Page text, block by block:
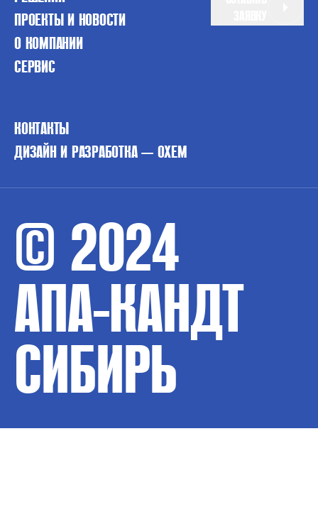
ПРОЕКТЫ И НОВОСТИ
О КОМПАНИИ
СЕРВИС
КОНТАКТЫ
ДИЗАЙН И РАЗРАБОТКА — OXEM
© 2024
АПА-КАНДТ
СИБИРЬ